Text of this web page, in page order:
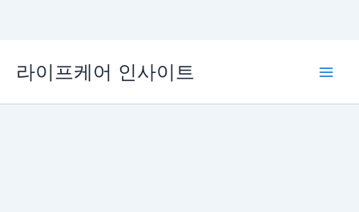
로
라이프케어 인사이트